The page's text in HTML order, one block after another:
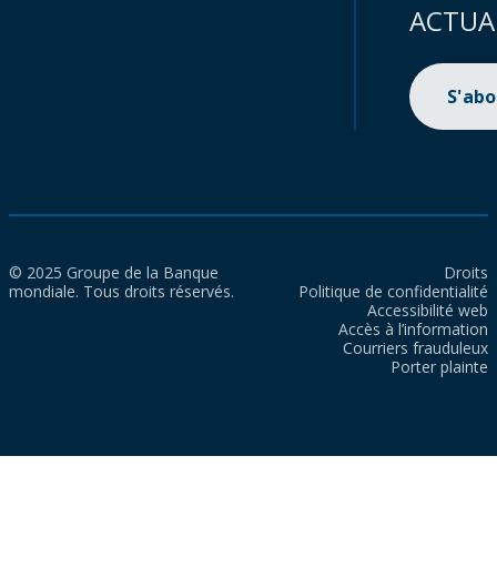
© 2025 Groupe de la Banque
mondiale. Tous droits réservés.
Droits
Politique de confidentialité
Accessibilité web
Accès à l’information
Courriers frauduleux
Porter plainte